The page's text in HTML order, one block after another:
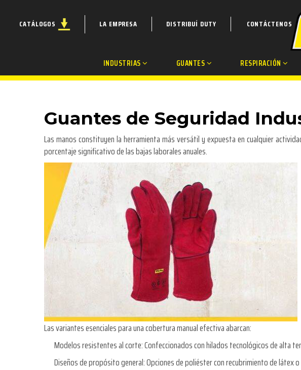
CATÁLOGOS LA EMPRESA DISTRIBUÍ DUTY CONTÁCTENOS
INDUSTRIAS GUANTES RESPIRACIÓN
Guantes de Seguridad
Las manos constituyen la herramienta más versátil y expuesta en cualquier
porcentaje significativo de las bajas laborales anuales.
Las variantes esenciales para una cobertura manual efectiva abarcan:
Modelos resistentes al corte:Confeccionados con hilados tecnológicos de alta
Diseños de propósito general:Opciones de poliéster con recubrimiento de látex